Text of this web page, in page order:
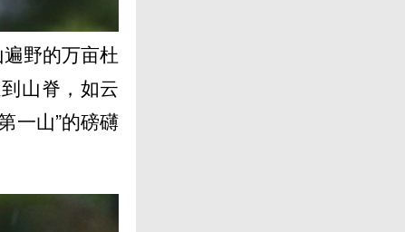
野的万亩杜
山脊，如云
一山”的磅礴